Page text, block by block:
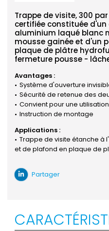
Trappe de visite, 300
certifiée constituée
aluminium laqué blanc
mousse gainée et d'un
plaque de plâtre
fermeture pousse -
Avantages :
Système d'ouverture
Sécurité de retenue des
Convient pour une
Instruction de montage
Applications :
Trappe de visite étanche à
et de plafond en plaque de
Partager